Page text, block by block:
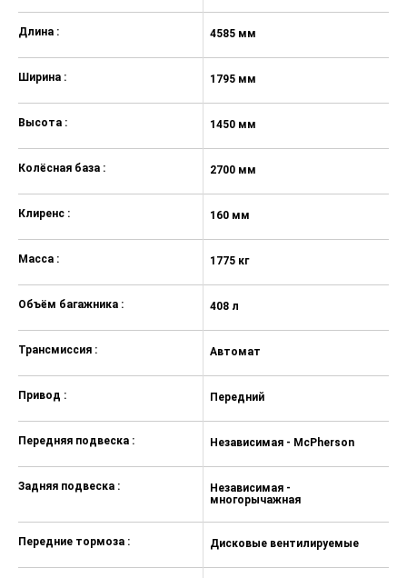
Длина :
Ширина :
Высота :
Колёсная база :
Клиренс :
Масса :
Объём багажника :
Трансмиссия :
Привод :
Передняя подвеска :
Задняя подвеска :
Передние тормоза :
4585 мм
1795 мм
1450 мм
2700 мм
160 мм
1775 кг
408 л
Автомат
Передний
Независимая - McPherson
Независимая -
многорычажная
Дисковые вентилируемые